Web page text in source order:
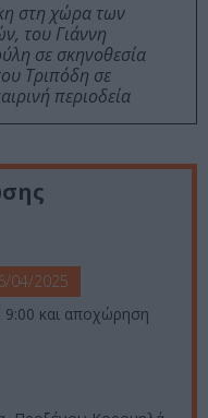
στη χώρα των
του Γιάννη
σε σκηνοθεσία
Τριπόδη σε
περιοδεία
04/2025
και αποχώρηση